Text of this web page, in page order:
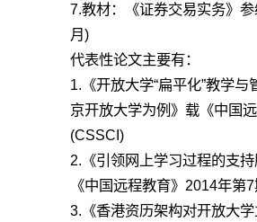
7.教材：《证券交易实务》
月)
代表性论文主要有：
1.《开放大学“扁平化”教学
京开放大学为例》载《中国
(CSSCI)
2.《引领网上学习过程的支
《中国远程教育》2014年第
3.《香港资历架构对开放大